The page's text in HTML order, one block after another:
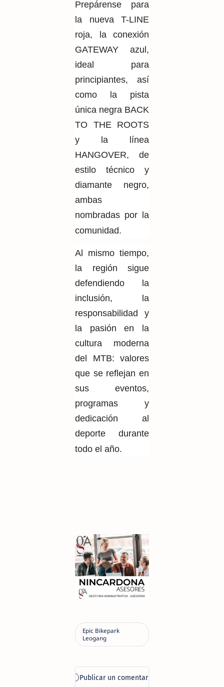
Prepárense para
la nueva T-LINE
roja, la conexión
GATEWAY azul,
ideal para
principiantes, así
como la pista
única negra BACK
TO THE ROOTS
y la línea
HANGOVER, de
estilo técnico y
diamante negro,
ambas
nombradas por la
comunidad.
Al mismo tiempo,
la región sigue
defendiendo la
inclusión, la
responsabilidad y
la pasión en la
cultura moderna
del MTB: valores
que se reflejan en
sus eventos,
programas y
dedicación al
deporte durante
todo el año.